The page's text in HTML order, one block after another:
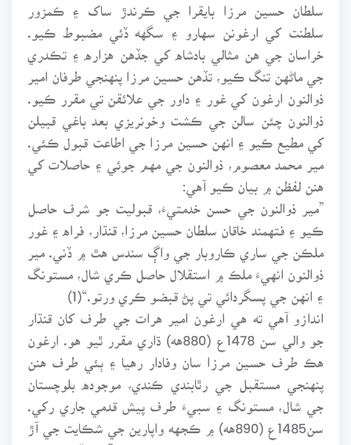
سلطان حسين مرزا بايقرا جي ڪرندڙ ساک ۽ ڪمزور
سلطنت کي ارغونن سهارو ۽ سگهه ڏئي مضبوط ڪيو.
خراسان جي هن مثالي بادشاه کي جڏهن هزاره ۽ تڪدري
جي ماڻهن تنگ ڪيو، تڏهن حسين مرزا پنهنجي طرفان امير
ذوالنون ارغون کي غور ۽ داور جي علائقن تي مقرر ڪيو.
ذوالنون چئن سالن جي ڪشت وخونريزي بعد باغي قبيلن
کي مطيع ڪيو ۽ انهن حسين مرزا جي اطاعت قبول ڪئي.
مير محمد معصوم، ذوالنون جي مهم جوئي ۽ حاصلات کي
هنن لفظن ۾ بيان ڪيو آهي:
”مير ذوالنون جي حسن خدمتيءَ، قبوليت جو شرف حاصل
ڪيو ۽ فتهمند خاقان سلطان حسين مرزا، قنڌار، فراه ۽ غور
ملڪن جي ساري ڪاروبار جي واڳ سندس هٿ ۾ ڏني. مير
ذوالنون انهيءَ ملڪ ۾ استقلال حاصل ڪري شال، مستونگ
۽ انهن جي پسگردائي تي پڻ قبضو ڪري ورتو.“(1)
اندازو آهي ته هي ارغون امير هرات جي طرف کان قنڌار
جو والي سن 1478ع (880هه) ڌاري مقرر ٿيو هو. ارغون
هڪ طرف حسين مرزا سان وفادار رهيا ۽ ٻئي طرف هنن
پنهنجي مستقبل جي رٿابندي ڪندي، موجوده بلوچستان
جي شال، مستونگ ۽ سبيءَ طرف پيش قدمي جاري رکي.
سن1485ع (890هه) ۾ ڪجهه واپارين جي شڪايت جي آڙ